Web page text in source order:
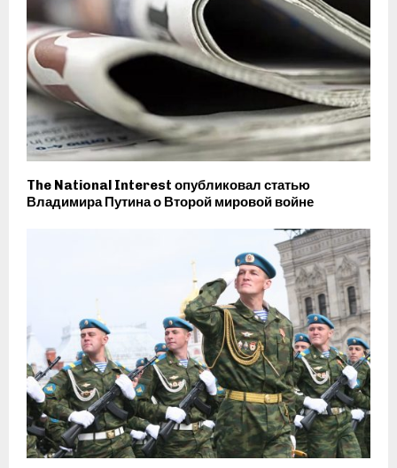
The National Interest опубликовал статью
Владимира Путина о Второй мировой войне